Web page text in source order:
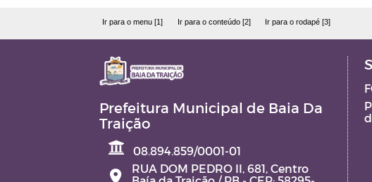
Ir para o menu [1] Ir para o conteúdo [2] Ir para o rodapé [3]
Prefeitura Municipal de Baia Da
Traição
08.894.859/0001-01
RUA DOM PEDRO II, 681, Centro